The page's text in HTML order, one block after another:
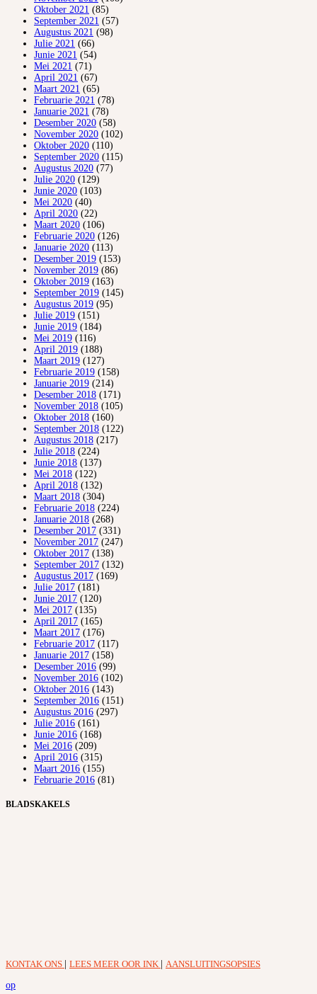
Oktober 2021 (85)
September 2021 (57)
Augustus 2021 (98)
Julie 2021 (66)
Junie 2021 (54)
Mei 2021 (71)
April 2021 (67)
Maart 2021 (65)
Februarie 2021 (78)
Januarie 2021 (78)
Desember 2020 (58)
November 2020 (102)
Oktober 2020 (110)
September 2020 (115)
Augustus 2020 (77)
Julie 2020 (129)
Junie 2020 (103)
Mei 2020 (40)
April 2020 (22)
Maart 2020 (106)
Februarie 2020 (126)
Januarie 2020 (113)
Desember 2019 (153)
November 2019 (86)
Oktober 2019 (163)
September 2019 (145)
Augustus 2019 (95)
Julie 2019 (151)
Junie 2019 (184)
Mei 2019 (116)
April 2019 (188)
Maart 2019 (127)
Februarie 2019 (158)
Januarie 2019 (214)
Desember 2018 (171)
November 2018 (105)
Oktober 2018 (160)
September 2018 (122)
Augustus 2018 (217)
Julie 2018 (224)
Junie 2018 (137)
Mei 2018 (122)
April 2018 (132)
Maart 2018 (304)
Februarie 2018 (224)
Januarie 2018 (268)
Desember 2017 (331)
November 2017 (247)
Oktober 2017 (138)
September 2017 (132)
Augustus 2017 (169)
Julie 2017 (181)
Junie 2017 (120)
Mei 2017 (135)
April 2017 (165)
Maart 2017 (176)
Februarie 2017 (117)
Januarie 2017 (158)
Desember 2016 (99)
November 2016 (102)
Oktober 2016 (143)
September 2016 (151)
Augustus 2016 (297)
Julie 2016 (161)
Junie 2016 (168)
Mei 2016 (209)
April 2016 (315)
Maart 2016 (155)
Februarie 2016 (81)
BLADSKAKELS
KONTAK ONS LEES MEER OOR INK
AANSLUITINGSOPSIES
op